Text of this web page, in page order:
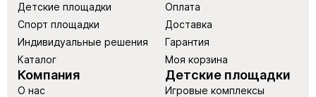
Детские площадки
Спорт площадки
Индивидуальные решения
Каталог
Оплата
Доставка
Гарантия
Моя корзина
Компания
О нас
Детские площадки
Игровые комплексы